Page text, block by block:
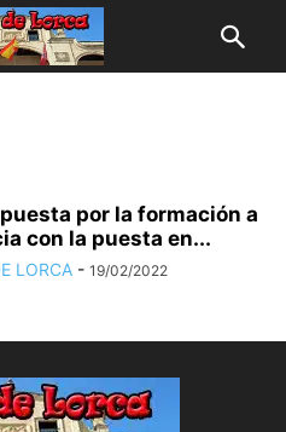
por la formación a
con la puesta en...
LORCA - 19/02/2022